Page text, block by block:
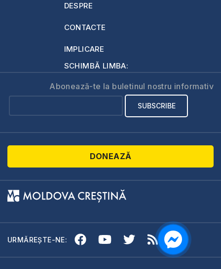
DESPRE
CONTACTE
IMPLICARE
SCHIMBĂ LIMBA:
Abonează-te la buletinul nostru informativ
DONEAZĂ
URMĂREȘTE-NE: